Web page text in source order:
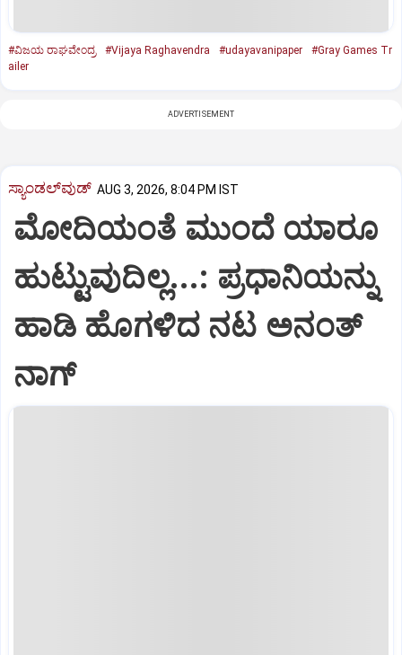
#ವಿಜಯ ರಾಘವೇಂದ್ರ #Vijaya Raghavendra #udayavanipaper
#Gray Games Tr
ailer
ADVERTISEMENT
ಸ್ಯಾಂಡಲ್‌ವುಡ್‌ AUG 3, 2026, 8:04 PM IST
ಮೋದಿಯಂತೆ ಮುಂದೆ ಯಾರೂ
ಹುಟ್ಟುವುದಿಲ್ಲ...: ಪ್ರಧಾನಿಯನ್ನು
ಹಾಡಿ ಹೊಗಳಿದ ನಟ ಅನಂತ್‌
ನಾಗ್